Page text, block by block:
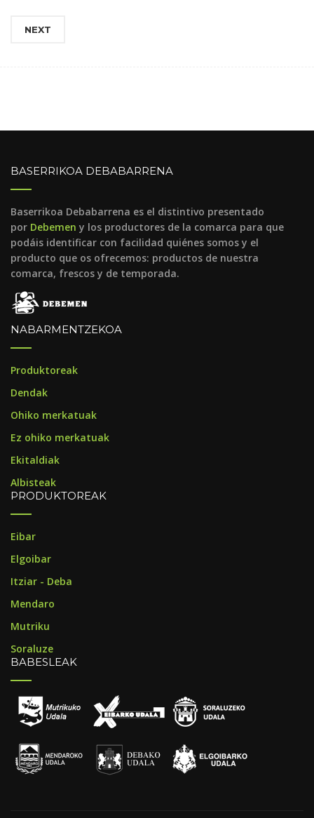
NEXT
BASERRIKOA DEBABARRENA
Baserrikoa Debabarrena es el distintivo presentado
por Debemen y los productores de la comarca para que
podáis identificar con facilidad quiénes somos y el
producto que os ofrecemos: productos de nuestra
comarca, frescos y de temporada.
NABARMENTZEKOA
Produktoreak
Dendak
Ohiko merkatuak
Ez ohiko merkatuak
Ekitaldiak
Albisteak
PRODUKTOREAK
Eibar
Elgoibar
Itziar - Deba
Mendaro
Mutriku
Soraluze
BABESLEAK